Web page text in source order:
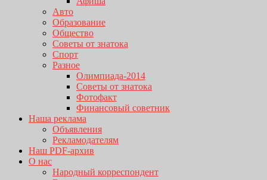
Авто
Образование
Общество
Советы от знатока
Спорт
Разное
Олимпиада-2014
Советы от знатока
Фотофакт
Финансовый советник
Наша реклама
Объявления
Рекламодателям
Наш PDF-архив
О нас
Народный корреспондент